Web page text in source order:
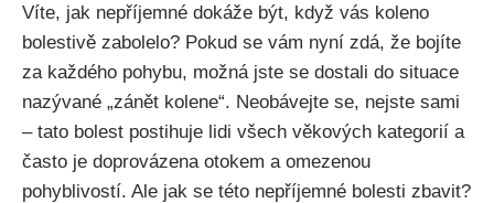
Víte, jak nepříjemné dokáže být, když vás koleno‍
bolestivě zabolelo? Pokud se vám​ nyní zdá, že bojíte
za každého pohybu, možná jste se dostali do situace
nazývané „zánět kolene“. Neobávejte se, nejste sami
– tato bolest postihuje lidi všech věkových kategorií a
často je doprovázena otokem a omezenou‍
pohyblivostí. Ale‍ jak se této nepříjemné bolesti zbavit?